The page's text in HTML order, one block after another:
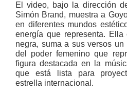
El video, bajo la dirección
Simón Brand, muestra a
en diferentes mundos
energía que representa.
negra, suma a sus versos
del poder femenino que
figura destacada en la
que está lista para
estrella internacional.